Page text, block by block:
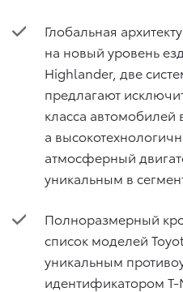
Глобальная
на новый уровень
Highlander, две
предлагают
класса автомобилей
а
атмосферный
уникальным в
Полноразмерный
список моделей
уникальным
идентификатором T-